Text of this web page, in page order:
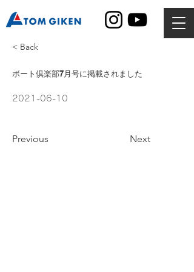
< Back
ボート倶楽部7月号に掲載されました
2021-06-10
Previous Next